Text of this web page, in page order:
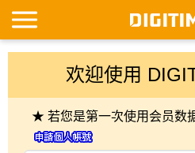
欢迎使用
★ 若您是第一次使用会员数